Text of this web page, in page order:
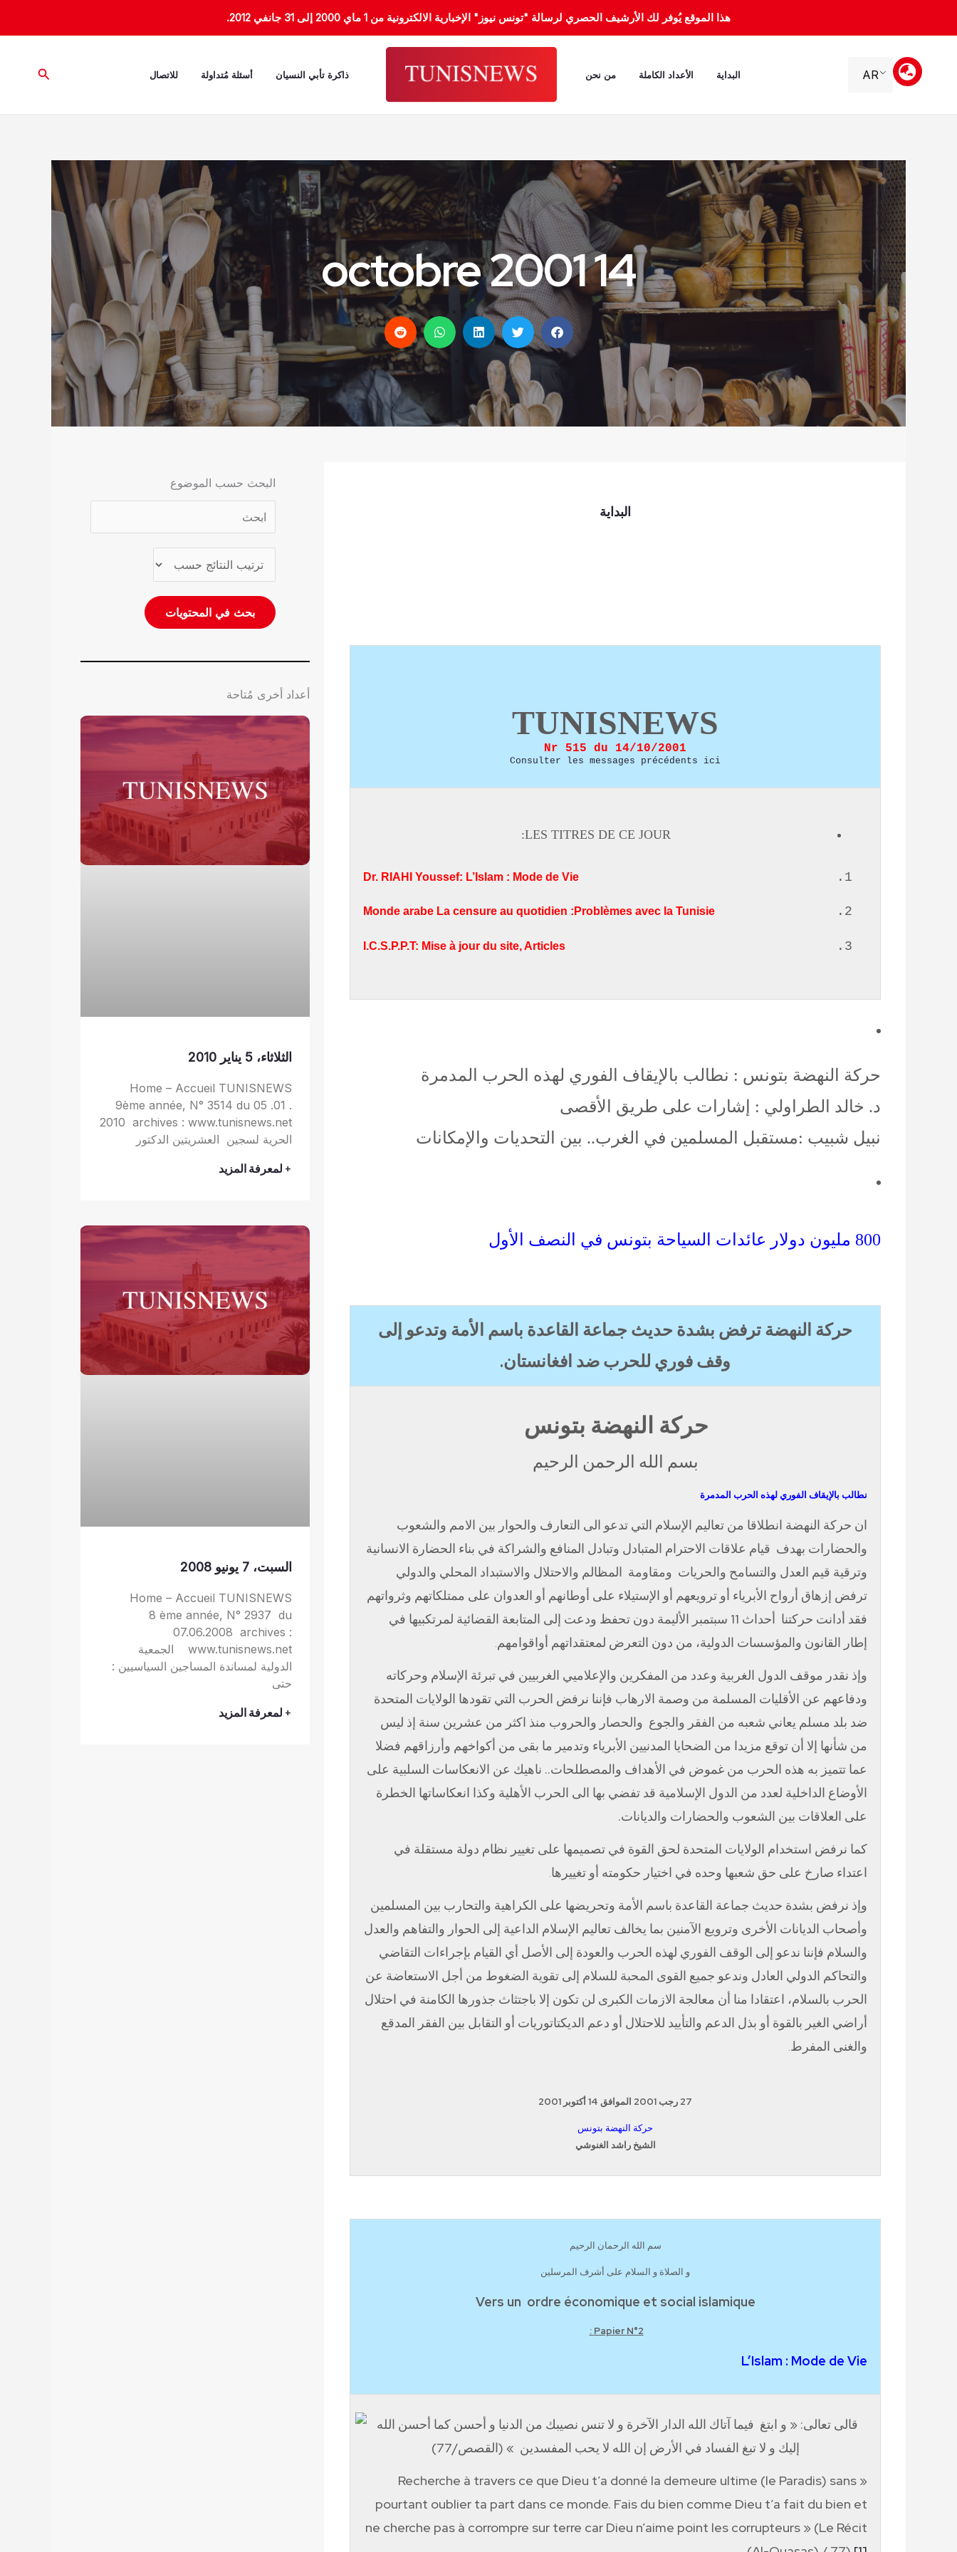
هذا الموقع يُوفر لك الأرشيف الحصري لرسالة "تونس نيوز" الإخبارية الالكترونية من 1 ماي 2000 إلى 31 جانفي 2012.
AR البداية الأعداد الكاملة من نحن ذاكرة تأبي النسيان أسئلة مُتداولة للاتصال البحث
14 octobre 2001
البداية
TUNISNEWS
Nr 515 du 14/10/2001
Consulter les messages précédents ici
LES TITRES DE CE JOUR:
Dr. RIAHI Youssef: L’Islam : Mode de Vie
Monde arabe La censure au quotidien :Problèmes avec la Tunisie
I.C.S.P.P.T: Mise à jour du site, Articles
حركة النهضة بتونس : نطالب بالإيقاف الفوري لهذه الحرب المدمرة
د. خالد الطراولي : إشارات على طريق الأقصى
نبيل شبيب :مستقبل المسلمين في الغرب.. بين التحديات والإمكانات
800 مليون دولار عائدات السياحة بتونس في النصف الأول
حركة النهضة ترفض بشدة حديث جماعة القاعدة باسم الأمة وتدعو إلى
وقف فوري للحرب ضد افغانستان.
حركة النهضة بتونس
بسم الله الرحمن الرحيم
نطالب بالإيقاف الفوري لهذه الحرب المدمرة
ان حركة النهضة انطلاقا من تعاليم الإسلام التي تدعو الى التعارف والحوار بين الامم والشعوب
والحضارات بهدف قيام علاقات الاحترام المتبادل وتبادل المنافع والشراكة في بناء الحضارة الانسانية
وترقية قيم العدل والتسامح والحريات ومقاومة المظالم والاحتلال والاستبداد المحلي والدولي
ترفض إزهاق أرواح الأبرياء أو ترويعهم أو الإستيلاء على أوطانهم أو العدوان على ممتلكاتهم وثرواتهم
فقد أدانت حركتنا
أحداث 11 سبتمبر الأليمة دون تحفظ ودعت إلى المتابعة القضائية لمرتكبيها في
إطار القانون والمؤسسات الدولية، من دون التعرض لمعتقداتهم أواقوامهم.
وإذ نقدر موقف الدول الغربية وعدد من المفكرين والإعلاميي الغربيين في تبرئة الإسلام وحركاته
ودفاعهم عن الأقليات المسلمة من وصمة الارهاب فإننا نرفض الحرب التي تقودها الولايات المتحدة
ضد بلد مسلم يعاني شعبه من الفقر والجوع والحصار والحروب منذ اكثر من عشرين سنة إذ ليس
من شأنها إلا أن توقع مزيدا من الضحايا المدنيين الأبرياء وتدمير ما بقى من أكواخهم وأرزاقهم فضلا
عما تتميز به هذه الحرب من غموض في الأهداف والمصطلحات.. ناهيك عن الانعكاسات السلبية على
الأوضاع الداخلية لعدد من الدول الإسلامية قد تفضي بها الى الحرب الأهلية وكذا انعكاساتها الخطرة
على العلاقات بين الشعوب والحضارات والديانات.
كما نرفض استخدام الولايات المتحدة لحق القوة في تصميمها على تغيير نظام دولة مستقلة في
اعتداء صارخ على حق شعبها وحده في اختيار حكومته أو تغييرها.
وإذ نرفض بشدة حديث جماعة القاعدة باسم الأمة وتحريضها على الكراهية والتحارب بين المسلمين
وأصحاب الديانات الأخرى وترويع الآمنين بما يخالف تعاليم الإسلام الداعية إلى الحوار والتفاهم والعدل
والسلام فإننا ندعو إلى الوقف الفوري لهذه الحرب والعودة إلى الأصل أي القيام بإجراءات التقاضي
والتحاكم الدولي العادل وندعو جميع القوى المحبة للسلام إلى تقوية الضغوط من أجل الاستعاضة عن
الحرب بالسلام، اعتقادا منا أن معالجة الازمات الكبرى لن تكون إلا باجتثاث جذورها الكامنة في احتلال
أراضي الغير بالقوة أو بذل الدعم والتأييد للاحتلال أو دعم الديكتاتوريات أو التقابل بين الفقر المدقع
والغنى المفرط.
27 رجب 2001 الموافق 14 أكتوبر 2001
حركة النهضة بتونس
الشيخ راشد الغنوشي
سم الله الرحمان الرحيم
و الصلاة و السلام على أشرف المرسلين
Vers un ordre économique et social islamique
Papier N°2 :
L’Islam : Mode de Vie
قالى تعالى: « و ابتغ فيما آتاك الله الدار الآخرة و لا تنس نصيبك من الدنيا و أحسن كما أحسن الله
إليك و لا تبغ الفساد في الأرض إن الله لا يحب المفسدين » (القصص/77)
« Recherche à travers ce que Dieu t’a donné la demeure ultime (le Paradis) sans
pourtant oublier ta part dans ce monde. Fais du bien comme Dieu t’a fait du bien et
ne cherche pas à corrompre sur terre car Dieu n’aime point les corrupteurs » (Le Récit
البحث حسب الموضوع
أعداد أخرى مُتاحة
الثلاثاء، 5 يناير 2010
Home – Accueil TUNISNEWS
9ème année, N° 3514 du 05 .01 .
2010 archives : www.tunisnews.net
الحرية لسجين العشريتين الدكتور
+ لمعرفة المزيد
السبت، 7 يونيو 2008
Home – Accueil TUNISNEWS
8 ème année, N° 2937 du
07.06.2008 archives :
www.tunisnews.net الجمعية
الدولية لمساندة المساجين السياسيين :
حتى
+ لمعرفة المزيد